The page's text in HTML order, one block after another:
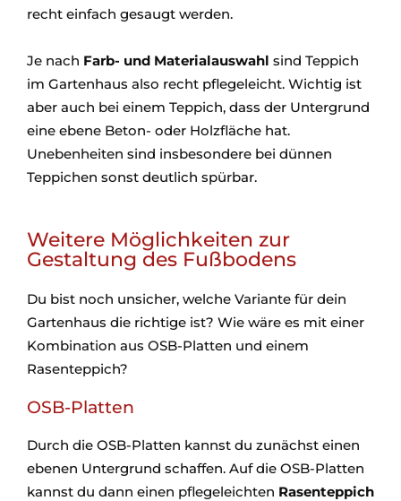
recht einfach gesaugt werden.
Je nach Farb- und Materialauswahl sind Teppich
im Gartenhaus also recht pflegeleicht. Wichtig ist
aber auch bei einem Teppich, dass der Untergrund
eine ebene Beton- oder Holzfläche hat.
Unebenheiten sind insbesondere bei dünnen
Teppichen sonst deutlich spürbar.
Weitere Möglichkeiten zur
Gestaltung des Fußbodens
Du bist noch unsicher, welche Variante für dein
Gartenhaus die richtige ist? Wie wäre es mit einer
Kombination aus OSB-Platten und einem
Rasenteppich?
OSB-Platten
Durch die OSB-Platten kannst du zunächst einen
ebenen Untergrund schaffen. Auf die OSB-Platten
kannst du dann einen pflegeleichten Rasenteppich